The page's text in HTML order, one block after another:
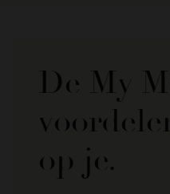
De My
op je.